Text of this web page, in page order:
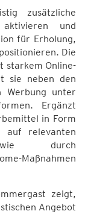
zusätzliche
und
für Erholung,
Die
starkem Online-
sie neben den
Werbung unter
Ergänzt
in Form
auf relevanten
durch
Maßnahmen
zeigt,
Angebot